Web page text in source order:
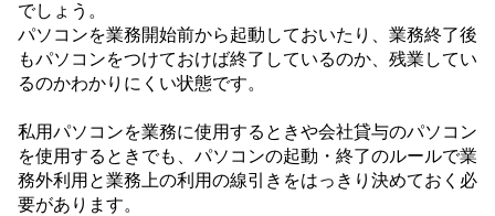
でしょう。
パソコンを業務開始前から起動しておいたり、業務終了後
もパソコンをつけておけば終了しているのか、残業してい
るのかわかりにくい状態です。
私用パソコンを業務に使用するときや会社貸与のパソコン
を使用するときでも、パソコンの起動・終了のルールで業
務外利用と業務上の利用の線引きをはっきり決めておく必
要があります。